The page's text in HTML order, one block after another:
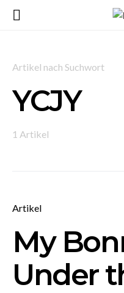
Artikel nach Suchwort
YCJY
1 Artikel
Artikel
My
Under